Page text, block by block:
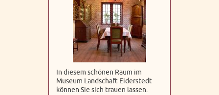
In diesem schönen Raum im
Museum Landschaft Eiderstedt
können Sie sich trauen lassen.